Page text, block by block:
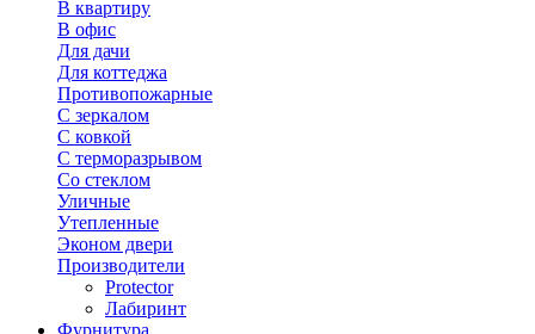
В квартиру
В офис
Для дачи
Для коттеджа
Противопожарные
С зеркалом
С ковкой
С терморазрывом
Со стеклом
Уличные
Утепленные
Эконом двери
Производители
Protector
Лабиринт
Фурнитура